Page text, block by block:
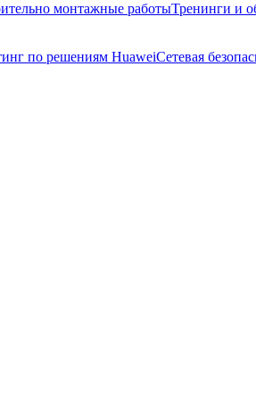
монтажные работыТренинги и
по решениям HuaweiСетевая